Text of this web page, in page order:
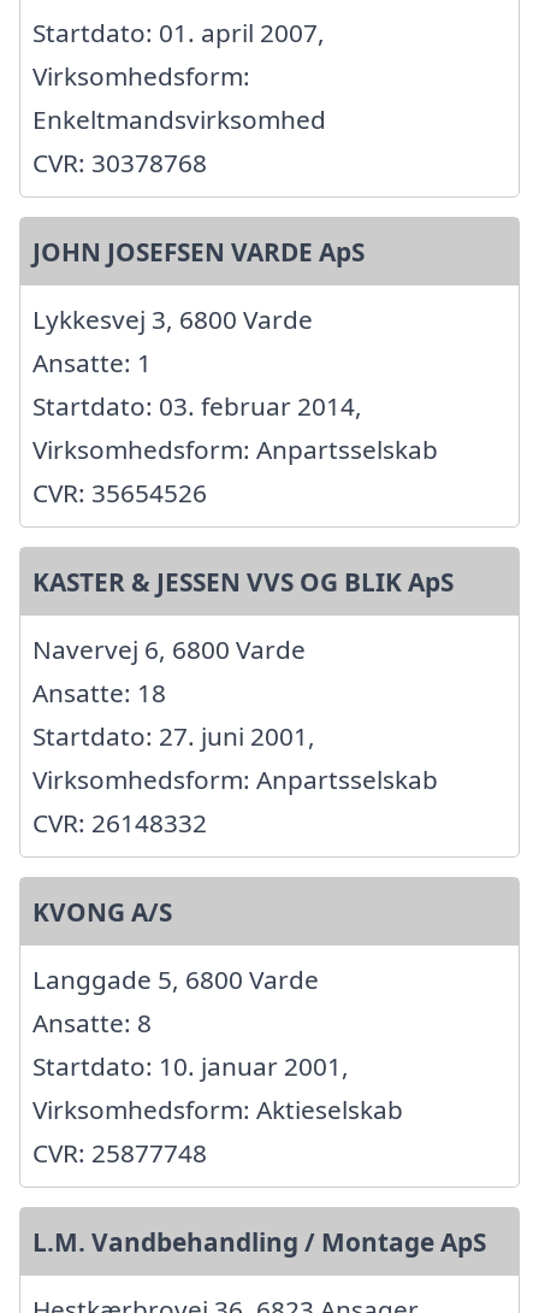
Startdato: 01. april 2007,
Virksomhedsform:
Enkeltmandsvirksomhed
CVR: 30378768
JOHN JOSEFSEN VARDE ApS
Lykkesvej 3, 6800 Varde
Ansatte: 1
Startdato: 03. februar 2014,
Virksomhedsform: Anpartsselskab
CVR: 35654526
KASTER & JESSEN VVS OG BLIK ApS
Navervej 6, 6800 Varde
Ansatte: 18
Startdato: 27. juni 2001,
Virksomhedsform: Anpartsselskab
CVR: 26148332
KVONG A/S
Langgade 5, 6800 Varde
Ansatte: 8
Startdato: 10. januar 2001,
Virksomhedsform: Aktieselskab
CVR: 25877748
L.M. Vandbehandling / Montage ApS